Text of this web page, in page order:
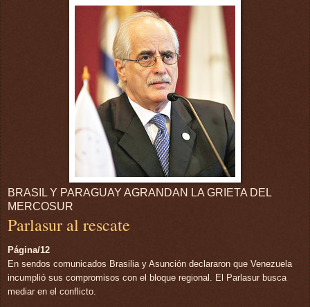
BRASIL Y PARAGUAY AGRANDAN LA GRIETA DEL
MERCOSUR
Parlasur al rescate
Página/12
En sendos comunicados Brasilia y Asunción declararon que Venezuela
incumplió sus compromisos con el bloque regional. El Parlasur busca
mediar en el conflicto.